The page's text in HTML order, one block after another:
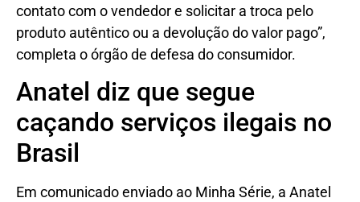
contato com o vendedor e solicitar a troca pelo
produto autêntico ou a devolução do valor pago”,
completa o órgão de defesa do consumidor.
Anatel diz que segue
caçando serviços ilegais no
Brasil
Em comunicado enviado ao Minha Série, a Anatel